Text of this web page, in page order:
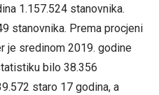
1.157.524 stanovnika.
stanovnika. Prema procjeni
je sredinom 2019. godine
bilo 38.356
staro 17 godina, a